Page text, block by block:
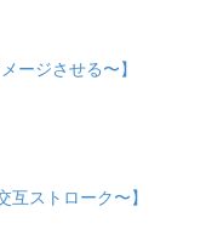
ージさせる〜】
互ストローク〜】